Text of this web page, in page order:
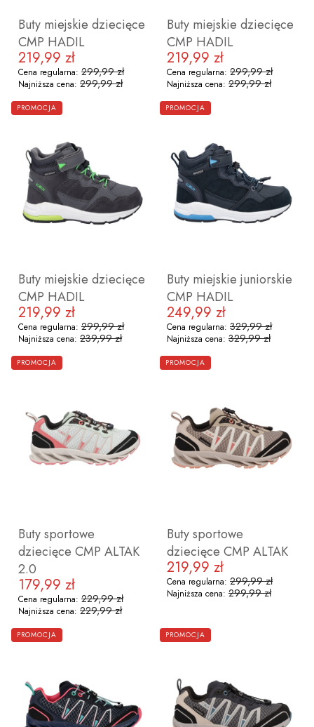
Buty miejskie dziecięce
CMP HADIL
Cena promocyjna
219,99 zł
Cena regularna: 299,99 zł
Najniższa cena: 299,99 zł
ZOBACZ PRODUKT
30 31 32 33 34 35
Buty miejskie dziecięce
CMP HADIL
Cena promocyjna
219,99 zł
Cena regularna: 299,99 zł
Najniższa cena: 299,99 zł
ZOBACZ PRODUKT
28 29 30 31 32 33
PROMOCJA
Buty miejskie dziecięce
CMP HADIL
Cena promocyjna
219,99 zł
Cena regularna: 299,99 zł
Najniższa cena: 239,99 zł
ZOBACZ PRODUKT
PROMOCJA
Buty miejskie juniorskie
CMP HADIL
Cena promocyjna
249,99 zł
Cena regularna: 329,99 zł
Najniższa cena: 329,99 zł
ZOBACZ PRODUKT
PROMOCJA
Buty sportowe
dziecięce CMP ALTAK
2.0
Cena promocyjna
179,99 zł
Cena regularna: 229,99 zł
Najniższa cena: 229,99 zł
ZOBACZ PRODUKT
PROMOCJA
Buty sportowe
dziecięce CMP ALTAK
Cena promocyjna
219,99 zł
Cena regularna: 299,99 zł
Najniższa cena: 299,99 zł
PROMOCJA PROMOCJA